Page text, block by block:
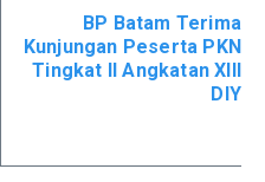
BP Batam Terima
Kunjungan Peserta PKN
Tingkat II Angkatan XIII
DIY